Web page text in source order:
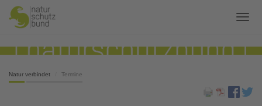
Natur verbindet Termine